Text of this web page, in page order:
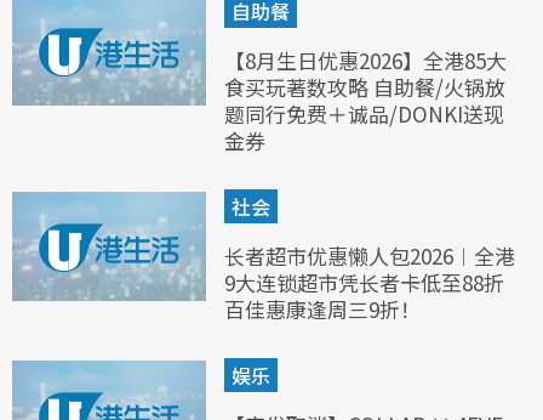
自助餐
【8月生日优惠2026】全港85大
食买玩著数攻略 自助餐/火锅放
题同行免费＋诚品/DONKI送现
金券
社会
长者超市优惠懒人包2026︱全港
9大连锁超市凭长者卡低至88折
百佳惠康逢周三9折！
娱乐